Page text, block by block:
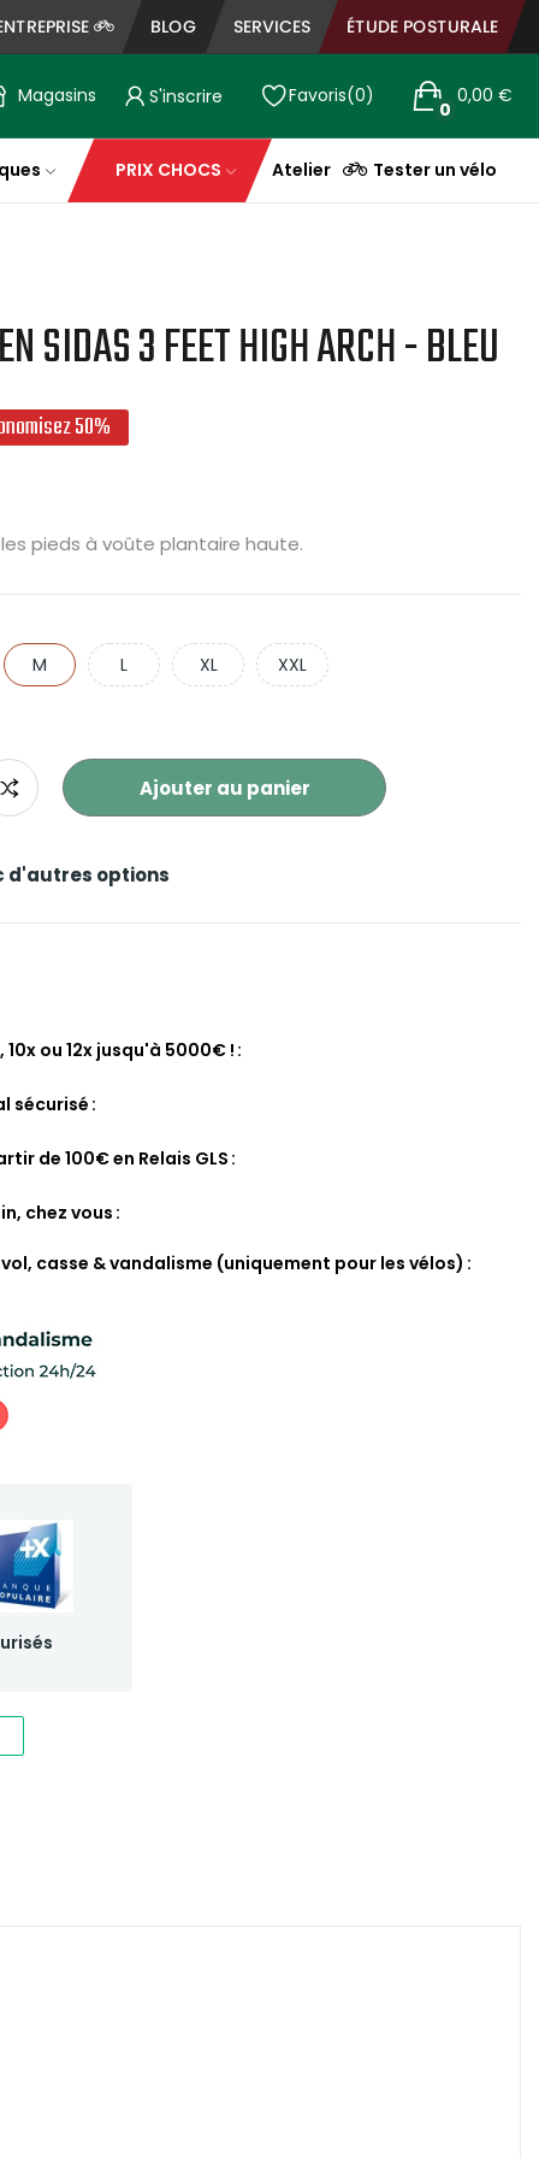
BLOG SERVICES ÉTUDE POSTURALE
Magasins S'inscrire Favoris 0 0,00 €
0
PRIX CHOCS Atelier Tester un vélo
SIDAS 3 FEET HIGH ARCH - BLEU
50%
pieds à voûte plantaire haute.
M L XL XXL
Ajouter au panier
d'autres options
10x ou 12x jusqu'à 5000€ !
sécurisé
de 100€ en Relais GLS
chez vous
casse & vandalisme (uniquement pour les vélos)